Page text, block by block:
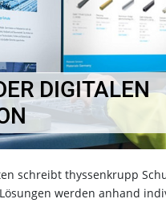
DIGITALEN T
schreibt thyssenkrupp
werden anhand